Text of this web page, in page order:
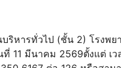
ริหารทั่วไป (ชั้น 2) โรงพย
11 มีนาคม 2569ตั้งแต่ เว